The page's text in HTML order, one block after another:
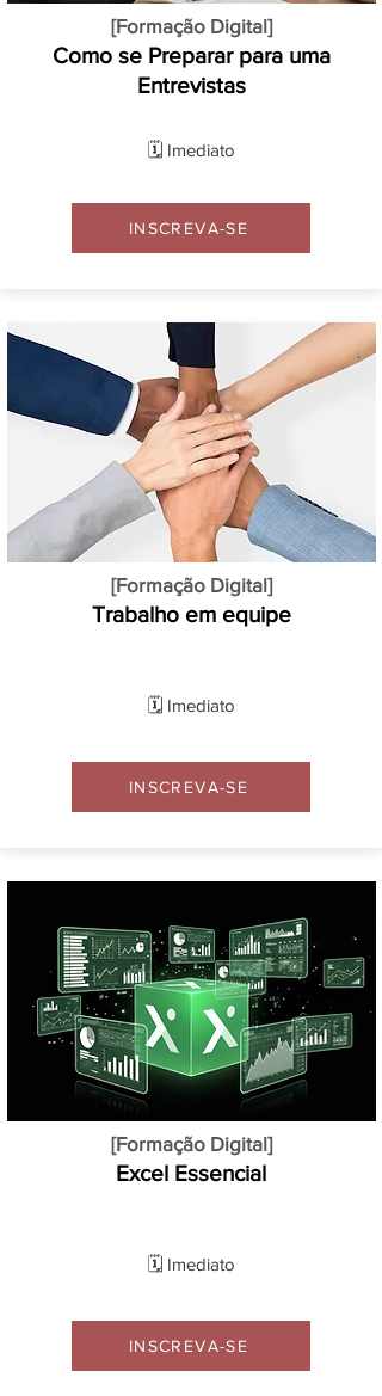
[Formação Digital]
Como se Preparar para uma
Entrevistas
🗓️ Imediato
INSCREVA-SE
[Formação Digital]
Trabalho em equipe
🗓️ Imediato
INSCREVA-SE
[Formação Digital]
Excel Essencial
🗓️ Imediato
INSCREVA-SE